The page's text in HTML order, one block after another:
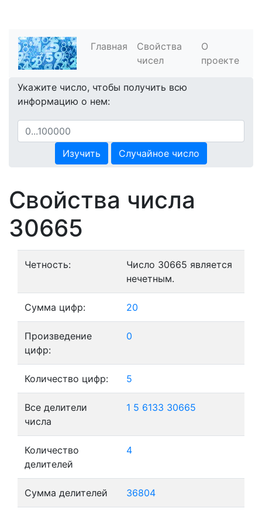
Главная
Свойства
чисел
О
проекте
Укажите число, чтобы получить всю
информацию о нем:
Изучить Случайное число
Свойства числа
30665
Четность:
Число 30665 является
нечетным.
Сумма цифр: 20
Произведение
цифр:
0
Количество цифр: 5
Все делители
числа
1 5 6133 30665
Количество
делителей
4
Сумма делителей 36804